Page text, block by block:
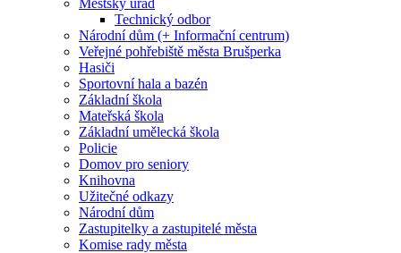
Městský úřad
Technický odbor
Národní dům (+ Informační centrum)
Veřejné pohřebiště města Brušperka
Hasiči
Sportovní hala a bazén
Základní škola
Mateřská škola
Základní umělecká škola
Policie
Domov pro seniory
Knihovna
Užitečné odkazy
Národní dům
Zastupitelky a zastupitelé města
Komise rady města